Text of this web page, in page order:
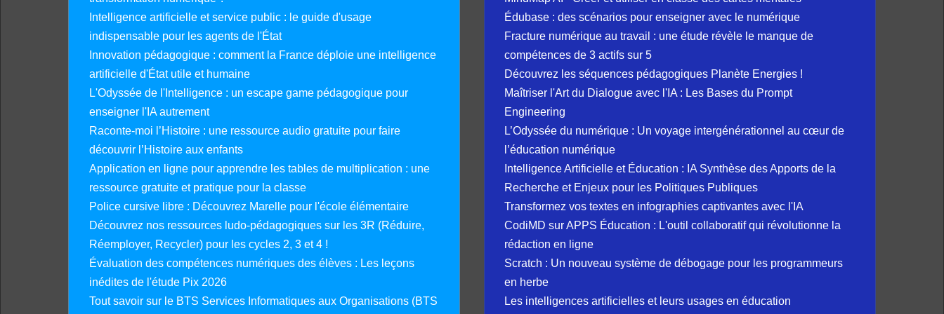
Intelligence artificielle et service public : le guide d'usage
indispensable pour les agents de l'État
Innovation pédagogique : comment la France déploie une intelligence
artificielle d'État utile et humaine
L'Odyssée de l'Intelligence : un escape game pédagogique pour
enseigner l'IA autrement
Raconte-moi l’Histoire : une ressource audio gratuite pour faire
découvrir l’Histoire aux enfants
Application en ligne pour apprendre les tables de multiplication : une
ressource gratuite et pratique pour la classe
Police cursive libre : Découvrez Marelle pour l'école élémentaire
Découvrez nos ressources ludo-pédagogiques sur les 3R (Réduire,
Réemployer, Recycler) pour les cycles 2, 3 et 4 !
Évaluation des compétences numériques des élèves : Les leçons
inédites de l'étude Pix 2026
Tout savoir sur le BTS Services Informatiques aux Organisations (BTS
Édubase : des scénarios pour enseigner avec le numérique
Fracture numérique au travail : une étude révèle le manque de
compétences de 3 actifs sur 5
Découvrez les séquences pédagogiques Planète Energies !
Maîtriser l'Art du Dialogue avec l'IA : Les Bases du Prompt
Engineering
L’Odyssée du numérique : Un voyage intergénérationnel au cœur de
l’éducation numérique
Intelligence Artificielle et Éducation : IA Synthèse des Apports de la
Recherche et Enjeux pour les Politiques Publiques
Transformez vos textes en infographies captivantes avec l'IA
CodiMD sur APPS Éducation : L'outil collaboratif qui révolutionne la
rédaction en ligne
Scratch : Un nouveau système de débogage pour les programmeurs
en herbe
Les intelligences artificielles et leurs usages en éducation